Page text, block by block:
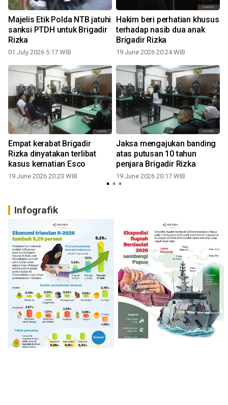
Majelis Etik Polda NTB jatuhi
sanksi PTDH untuk Brigadir
Rizka
01 July 2026 5:17 WIB
Hakim beri perhatian khusus
terhadap nasib dua anak
Brigadir Rizka
19 June 2026 20:24 WIB
Empat kerabat Brigadir
Rizka dinyatakan terlibat
kasus kematian Esco
19 June 2026 20:23 WIB
Jaksa mengajukan banding
atas putusan 10 tahun
penjara Brigadir Rizka
19 June 2026 20:17 WIB
Infografik